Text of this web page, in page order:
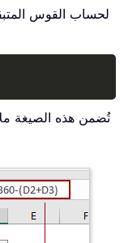
تُضمن هذه الصيغة